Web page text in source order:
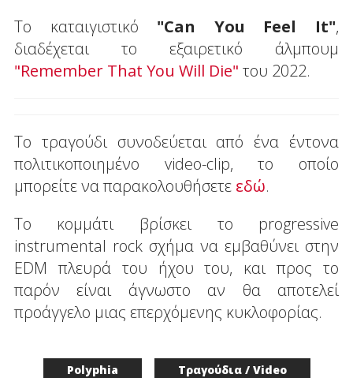
To καταιγιστικό "Can You Feel It",
διαδέχεται το εξαιρετικό άλμπουμ
"Remember That You Will Die" του 2022.
To τραγούδι συνοδεύεται από ένα έντονα
πολιτικοποιημένο video-clip, το οποίο
μπορείτε να παρακολουθήσετε εδώ.
Το κομμάτι βρίσκει το progressive
instrumental rock σχήμα να εμβαθύνει στην
EDM πλευρά του ήχου του, και προς το
παρόν είναι άγνωστο αν θα αποτελεί
προάγγελο μιας επερχόμενης κυκλοφορίας.
Polyphia Τραγούδια / Video